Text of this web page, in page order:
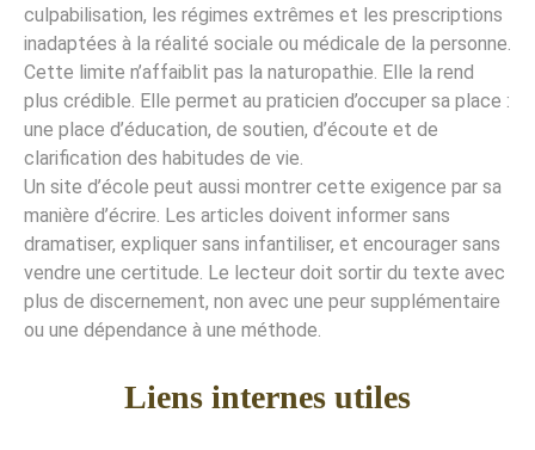
culpabilisation, les régimes extrêmes et les prescriptions
inadaptées à la réalité sociale ou médicale de la personne.
Cette limite n’affaiblit pas la naturopathie. Elle la rend
plus crédible. Elle permet au praticien d’occuper sa place :
une place d’éducation, de soutien, d’écoute et de
clarification des habitudes de vie.
Un site d’école peut aussi montrer cette exigence par sa
manière d’écrire. Les articles doivent informer sans
dramatiser, expliquer sans infantiliser, et encourager sans
vendre une certitude. Le lecteur doit sortir du texte avec
plus de discernement, non avec une peur supplémentaire
ou une dépendance à une méthode.
Liens internes utiles